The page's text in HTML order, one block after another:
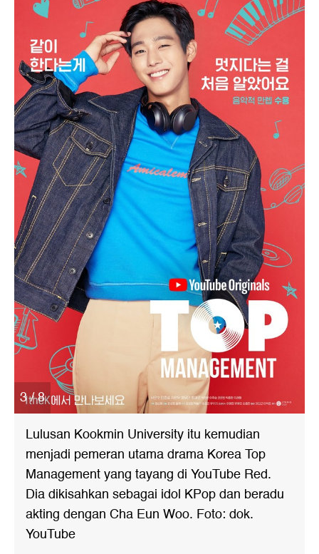
3 / 8
Lulusan Kookmin University itu kemudian
menjadi pemeran utama drama Korea Top
Management yang tayang di YouTube Red.
Dia dikisahkan sebagai idol KPop dan beradu
akting dengan Cha Eun Woo. Foto: dok.
YouTube